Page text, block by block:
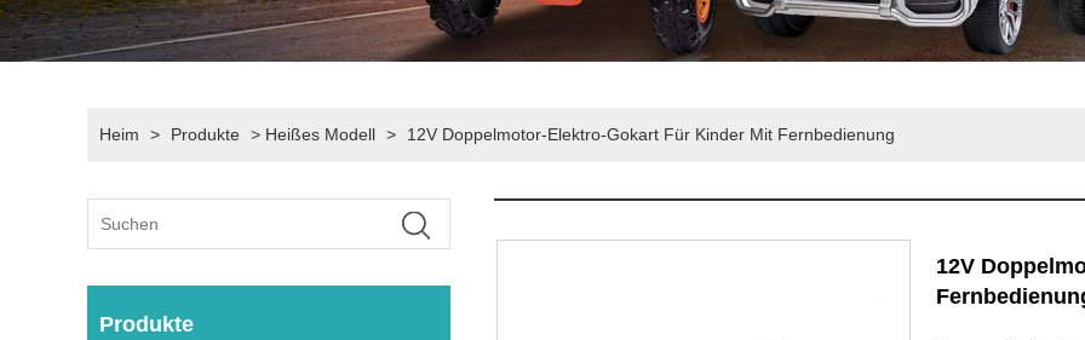
Heim > Produkte > Heißes Modell > 12V Doppelmotor-Elektro-Gokart Für Kinder Mit Fernbedienung
Produkte
12V